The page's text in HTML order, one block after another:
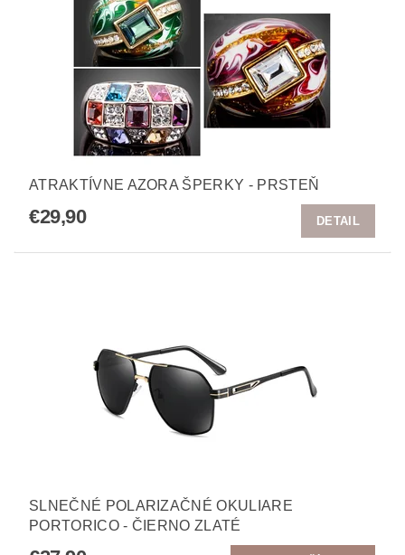
ATRAKTÍVNE AZORA ŠPERKY - PRSTEŇ
€29,90 DETAIL
SLNEČNÉ POLARIZAČNÉ OKULIARE
PORTORICO - ČIERNO ZLATÉ